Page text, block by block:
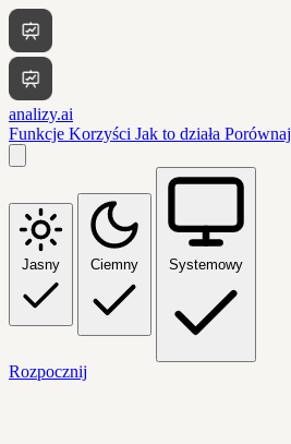
analizy.ai
Funkcje Korzyści Jak to działa Porównaj
Jasny Ciemny Systemowy
Rozpocznij